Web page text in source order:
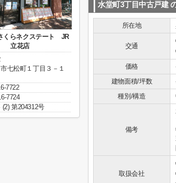
水堂町3丁目中古戸建
所在地
交通
価格
建物面積/坪数
種別/構造
備考
取扱会社
くらネクステート JR
立花店
七松町１丁目３－１
7722
7724
第204312号